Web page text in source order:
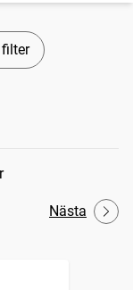
Nästa